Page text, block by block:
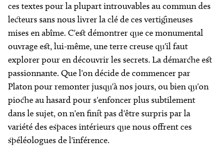
ces textes pour la plupart introuvables au commun des
lecteurs sans nous livrer la clé de ces vertigineuses
mises en abîme. C'est démontrer que ce monumental
ouvrage est, lui-même, une terre creuse qu'il faut
explorer pour en découvrir les secrets. La démarche est
passionnante. Que l'on décide de commencer par
Platon pour remonter jusqu'à nos jours, ou bien qu'on
pioche au hasard pour s'enfoncer plus subtilement
dans le sujet, on n'en finit pas d'être surpris par la
variété des espaces intérieurs que nous offrent ces
spéléologues de l'inférence.